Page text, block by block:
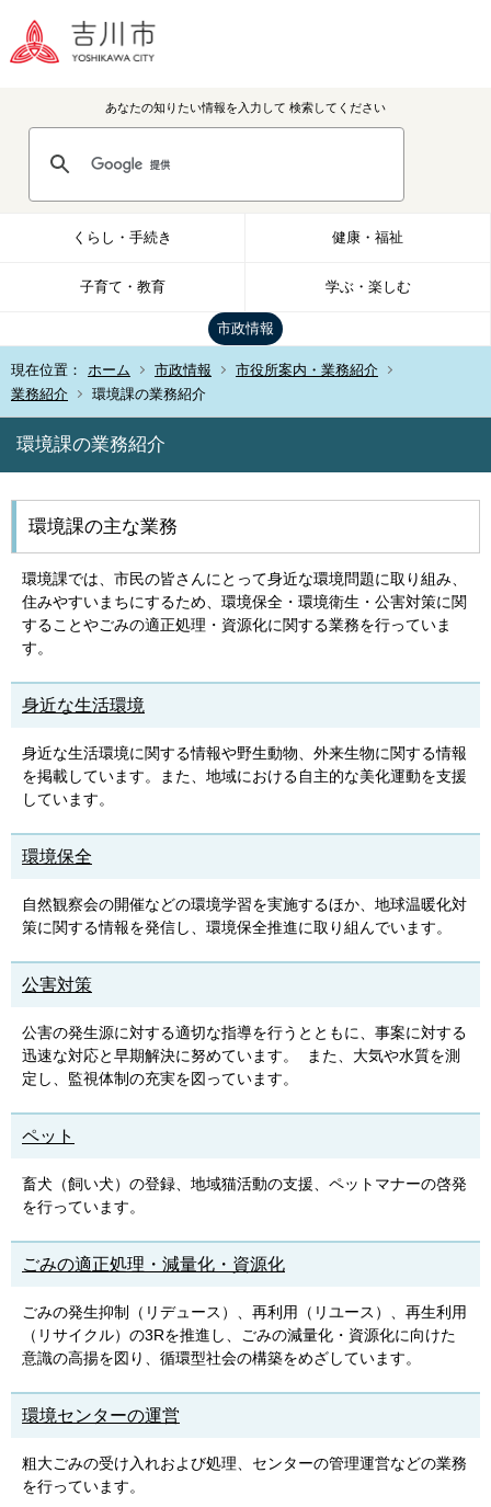
あなたの知りたい情報を入力して 検索してください
くらし・手続き 健康・福祉
子育て・教育 学ぶ・楽しむ
市政情報
現在位置： ホーム 市政情報
市役所案内・業務紹介
業務紹介
環境課の業務紹介
環境課の業務紹介
環境課の主な業務
環境課では、市民の皆さんにとって身近な環境問題に取り組み、
住みやすいまちにするため、環境保全・環境衛生・公害対策に関
することやごみの適正処理・資源化に関する業務を行っていま
す。
身近な生活環境
身近な生活環境に関する情報や野生動物、外来生物に関する情報
を掲載しています。また、地域における自主的な美化運動を支援
しています。
環境保全
自然観察会の開催などの環境学習を実施するほか、地球温暖化対
策に関する情報を発信し、環境保全推進に取り組んでいます。
公害対策
公害の発生源に対する適切な指導を行うとともに、事案に対する
迅速な対応と早期解決に努めています。 また 、大気や水質を測
定し、監視体制の充実を図っています。
ペット
畜犬（飼い犬）の登録、地域猫活動の支援、ペットマナーの啓発
を行っています。
ごみの適正処理・減量化・資源化
ごみの発生抑制（リデュース）、再利用（リユース）、再生利用
（リサイクル）の3Rを推進し、ごみの減量化・資源化に向けた
意識の高揚を図り、循環型社会の構築をめざしています。
環境センターの運営
粗大ごみの受け入れおよび処理、センターの管理運営などの業務
を行っています。